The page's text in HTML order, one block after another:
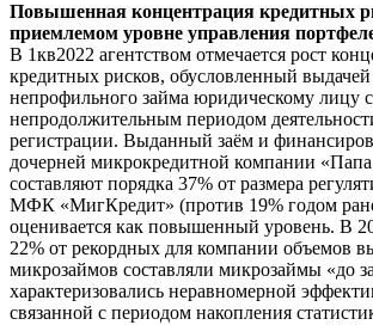
Повышенная концентрация кредитных
приемлемом уровне управления
В 1кв2022 агентством отмечается рост
кредитных рисков, обусловленный
непрофильного займа юридическому лицу с
непродолжительным периодом
регистрации. Выданный заём и
дочерней микрокредитной компании
составляют порядка 37% от размера
МФК «МигКредит» (против 19% годом
оценивается как повышенный уровень. В
22% от рекордных для компании объемов
микрозаймов составляли микрозаймы «до
характеризовались неравномерной
связанной с периодом накопления